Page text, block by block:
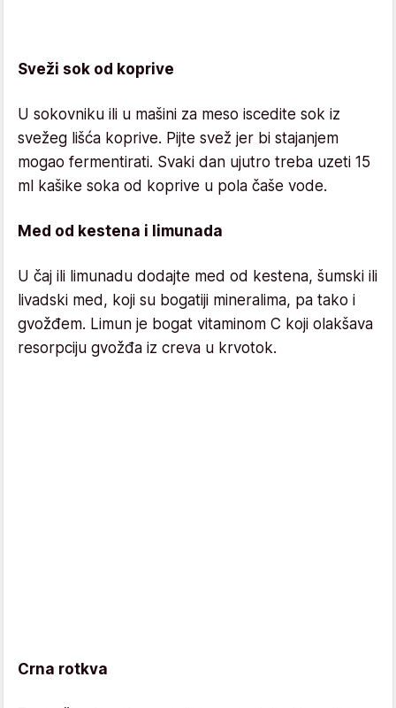
Sveži sok od koprive
U sokovniku ili u mašini za meso iscedite sok iz
svežeg lišća koprive. Pijte svež jer bi stajanjem
mogao fermentirati. Svaki dan ujutro treba uzeti 15
ml kašike soka od koprive u pola čaše vode.
Med od kestena i limunada
U čaj ili limunadu dodajte med od kestena, šumski ili
livadski med, koji su bogatiji mineralima, pa tako i
gvožđem. Limun je bogat vitaminom C koji olakšava
resorpciju gvožđa iz creva u krvotok.
Crna rotkva